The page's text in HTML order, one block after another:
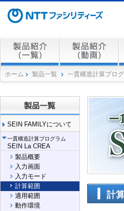
ホーム 製品一覧 一貫構造計算プロ
SEIN FAMILYについて
一貫構造計算プログラム
SEIN La CREA
製品概要
入力画面
入力モード
計算範囲
適用範囲
動作環境
計